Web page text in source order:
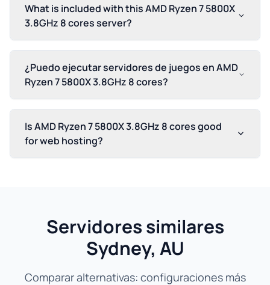
What is included with this AMD Ryzen 7 5800X
3.8GHz 8 cores server?
¿Puedo ejecutar servidores de juegos en AMD
Ryzen 7 5800X 3.8GHz 8 cores?
Is AMD Ryzen 7 5800X 3.8GHz 8 cores good
for web hosting?
Servidores similares
Sydney, AU
Comparar alternativas: configuraciones más